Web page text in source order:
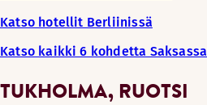
Katso hotellit Berliinissä
Katso kaikki 6 kohdetta Saksassa
TUKHOLMA, RUOTSI